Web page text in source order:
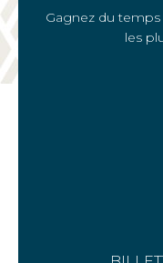
Gagnez du
les